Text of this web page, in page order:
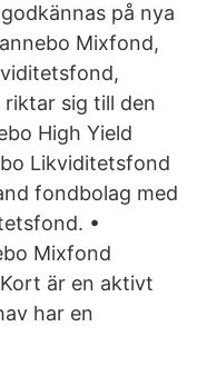
på nya
Mixfond,
sig till den
High Yield
Likviditetsfond
fondbolag med
•
Mixfond
är en aktivt
har en